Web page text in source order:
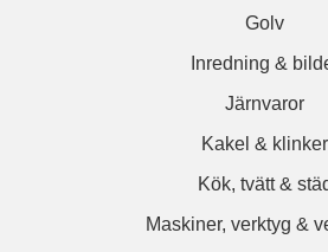
Golv
Inredning &
Järnvaror
Kakel & klinker
Kök, tvätt &
Maskiner, verktyg &